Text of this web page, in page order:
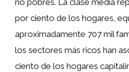
no pobres. La clase media
por ciento de los hogares,
aproximadamente 707 mil
los sectores más ricos han
ciento de los hogares